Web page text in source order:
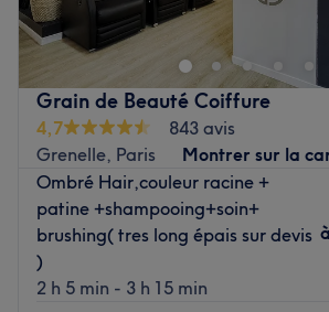
15ème arrondissement de Paris.
coloration, mèches, balayage, coupe
pour les plus jeunes, rien n'est oublié
vos cheveux !
Transport public le plus proche
Métro Porte de Vanves et bus 95 arrêt
L’équipe
Fatima la gérante, vous accueille
vous propose des prestations au top.
également avec Lilia.
Nos coups de cœur :
Grain de Beauté Coiffure
4,7
843 avis
Grenelle, Paris
Montrer sur la
Ombré Hair,couleur racine +
patine +shampooing+soin+
brushing( tres long épais sur devis
)
2 h 5 min - 3 h 15 min